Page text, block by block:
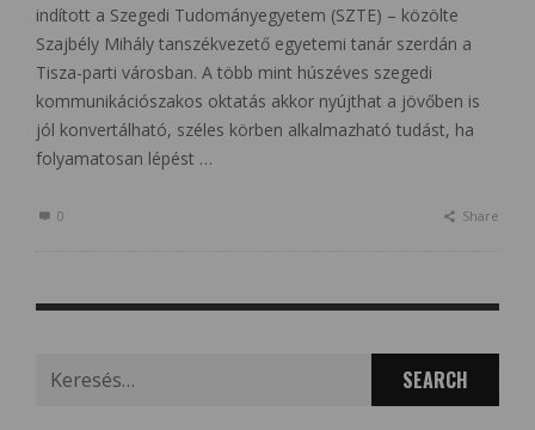
indított a Szegedi Tudományegyetem (SZTE) – közölte
Szajbély Mihály tanszékvezető egyetemi tanár szerdán a
Tisza-parti városban. A több mint húszéves szegedi
kommunikációszakos oktatás akkor nyújthat a jövőben is
jól konvertálható, széles körben alkalmazható tudást, ha
folyamatosan lépést …
0 Share